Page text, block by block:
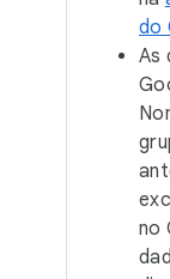
do
As
no